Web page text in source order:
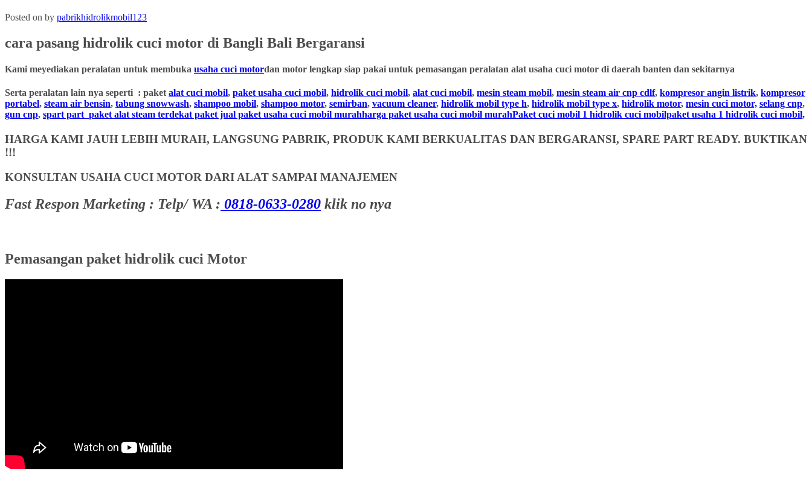
Posted on by pabrikhidrolikmobil123
cara pasang hidrolik cuci motor di Bangli Bali Bergaransi
Kami meyediakan peralatan untuk membuka usaha cuci motordan motor lengkap siap pakai untuk pemasangan peralatan alat usaha cuci motor di daerah banten dan sekitarnya
Serta peralatan lain nya seperti : paket alat cuci mobil, paket usaha cuci mobil, hidrolik cuci mobil, alat cuci mobil, mesin steam mobil, mesin steam air cnp cdlf, kompresor angin listrik, kompresor
portabel, steam air bensin, tabung snowwash, shampoo mobil, shampoo motor, semirban, vacuum cleaner, hidrolik mobil type h, hidrolik mobil type x, hidrolik motor, mesin cuci motor, selang cnp,
gun cnp, spart part paket alat steam terdekat paket jual paket usaha cuci mobil murahharga paket usaha cuci mobil murahPaket cuci mobil 1 hidrolik cuci mobilpaket usaha 1 hidrolik cuci mobil,
HARGA KAMI JAUH LEBIH MURAH, LANGSUNG PABRIK, PRODUK KAMI BERKUALITAS DAN BERGARANSI, SPARE PART READY. BUKTIKAN
!!!
KONSULTAN USAHA CUCI MOTOR DARI ALAT SAMPAI MANAJEMEN
Fast Respon Marketing : Telp/ WA : 0818-0633-0280 klik no nya
Pemasangan paket hidrolik cuci Motor